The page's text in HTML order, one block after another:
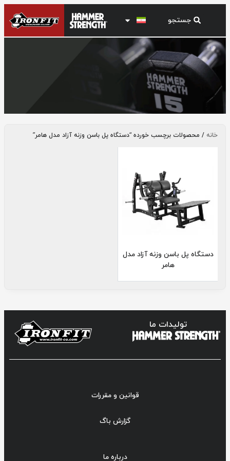
دستگاه پل باسن وزنه آزاد مدل هامرخانه / محصولات برچسب خورده “دستگاه پل باسن وزنه آزاد مدل هامر”
دستگاه پل باسن وزنه آزاد مدل
هامر
تولیدات ما
قوانین و مقررات
گزارش باگ
درباره ما